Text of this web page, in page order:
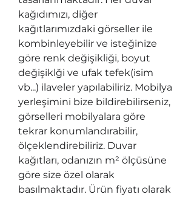
kağıdımızı, diğer
kağıtlarımızdaki görseller ile
kombinleyebilir ve isteğinize
göre renk değişikliği, boyut
değişiklği ve ufak tefek(isim
vb...) ilaveler yapılabiliriz. Mobilya
yerleşimini bize bildirebilirseniz,
görselleri mobilyalara göre
tekrar konumlandırabilir,
ölçeklendirebiliriz. Duvar
kağıtları, odanızın m² ölçüsüne
göre size özel olarak
basılmaktadır. Ürün fiyatı olarak